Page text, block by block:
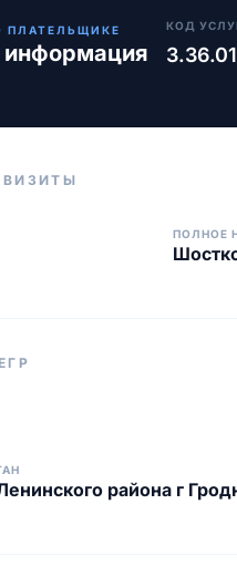
ПЛАТЕЛЬЩИКЕ
информация
КОД
3.36.01
ПОЛНОЕ
района г